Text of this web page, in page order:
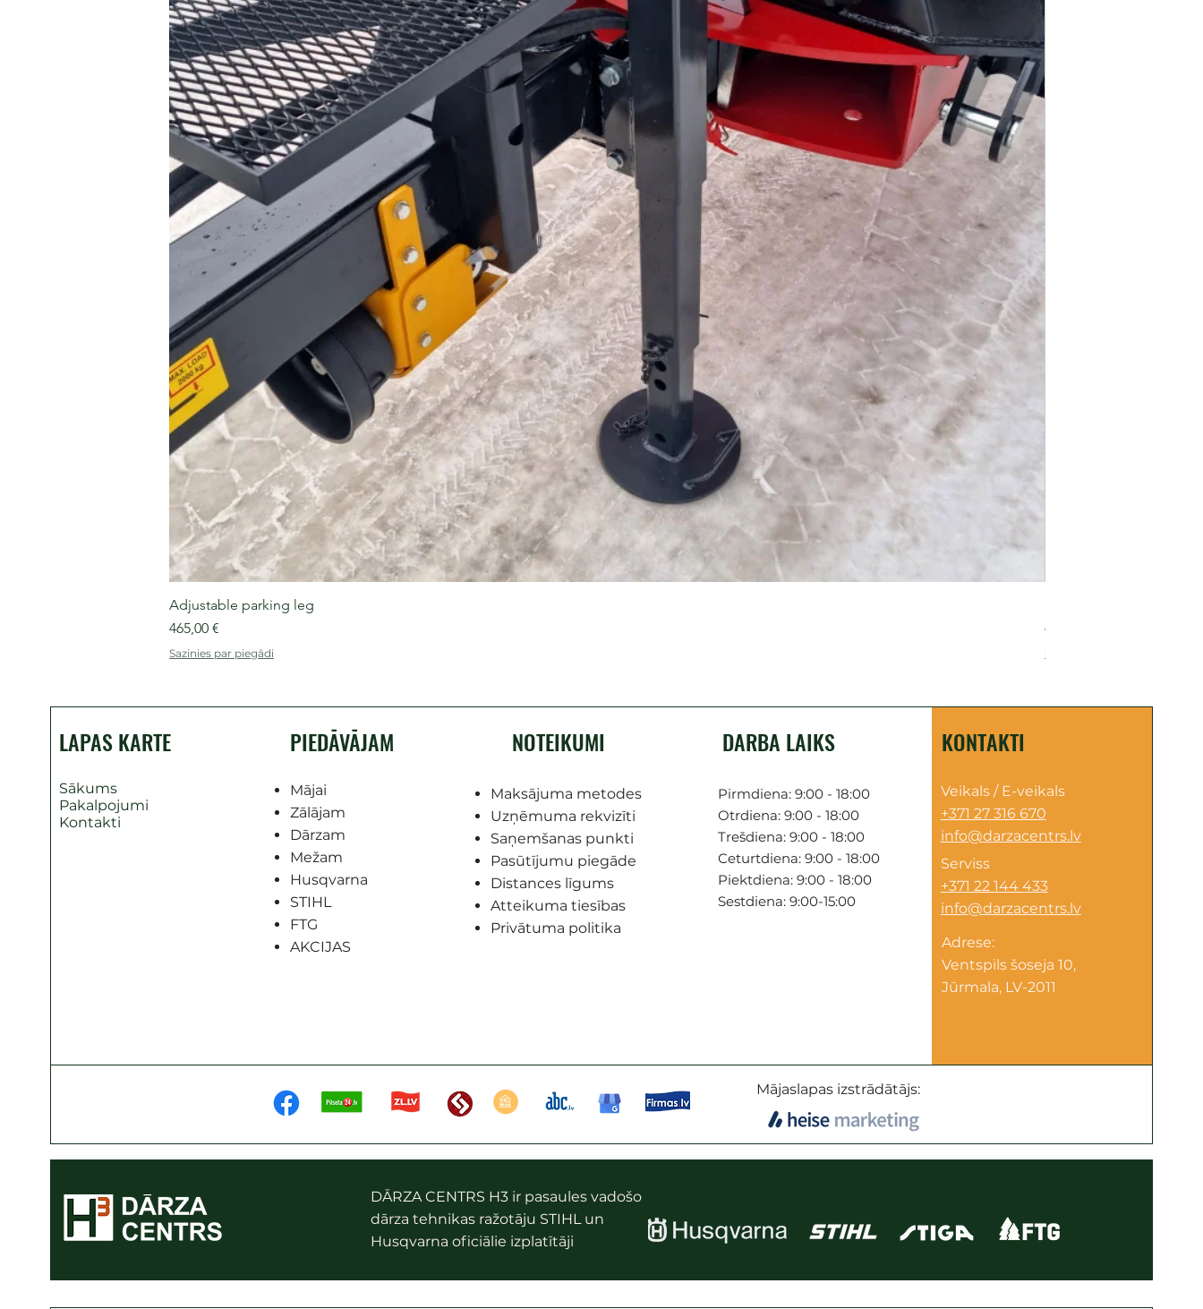
Adjustable parking leg
Cena
465,00 €
Sazinies par piegādi
Cena
499,00 €
Sazinies par piegādi
LAPAS KARTE
Sākums
Pakalpojumi
Kontakti
PIEDĀVĀJAM
Mājai
Zālājam
Dārzam
Mežam
Husqvarna
STIHL
FTG
AKCIJAS
NOTEIKUMI
Maksājuma metodes
Uzņēmuma rekvizīti
Saņemšanas punkti
Pasūtījumu piegāde
Distances līgums
Atteikuma tiesības
Privātuma politika
DARBA LAIKS
Pirmdiena: 9:00 - 18:00
Otrdiena: 9:00 - 18:00
Trešdiena: 9:00 - 18:00
Ceturtdiena: 9:00 - 18:00
Piektdiena: 9:00 - 18:00
Sestdiena: 9:00-15:00
KONTAKTI
Veikals / E-veikals
+371 27 316 670
info@darzacentrs.lv
Serviss
+371 22 144 433
info@darzacentrs.lv
Adrese:
Ventspils šoseja 10,
Jūrmala, LV-2011
Mājaslapas izstrādātājs:
DĀRZA CENTRS H3 ir pasaules vadošo
dārza tehnikas ražotāju STIHL un
Husqvarna oficiālie izplatītāji